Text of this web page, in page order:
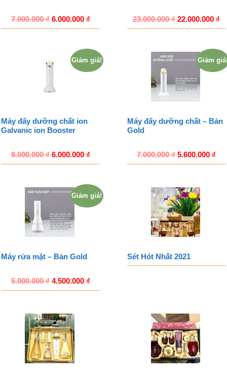
7.000.000₫ 6.000.000 ₫ 23.000.000₫ 22.000.000 ₫
Giảm giá!
Máy đẩy dưỡng chất ion
Galvanic ion Booster
8.000.000₫ 6.000.000 ₫
Giảm
Máy đẩy dưỡng chất – Bản
Gold
7.000.000₫ 5.600.000 ₫
Giảm giá!
Máy rửa mặt – Bản Gold
5.000.000₫ 4.500.000 ₫
Sét Hót Nhất 2021